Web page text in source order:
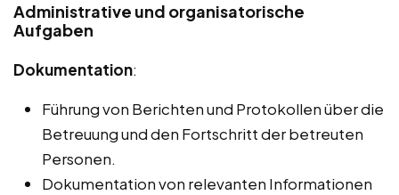
Administrative und organisatorische
Aufgaben
Dokumentation:
Führung von Berichten und Protokollen über die
Betreuung und den Fortschritt der betreuten
Personen.
Dokumentation von relevanten Informationen